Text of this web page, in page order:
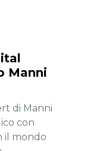
Manni
di Manni
con
il mondo